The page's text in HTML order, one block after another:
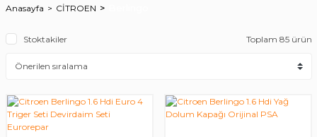
Anasayfa CİTROEN
Stoktakiler Toplam 85 ürün